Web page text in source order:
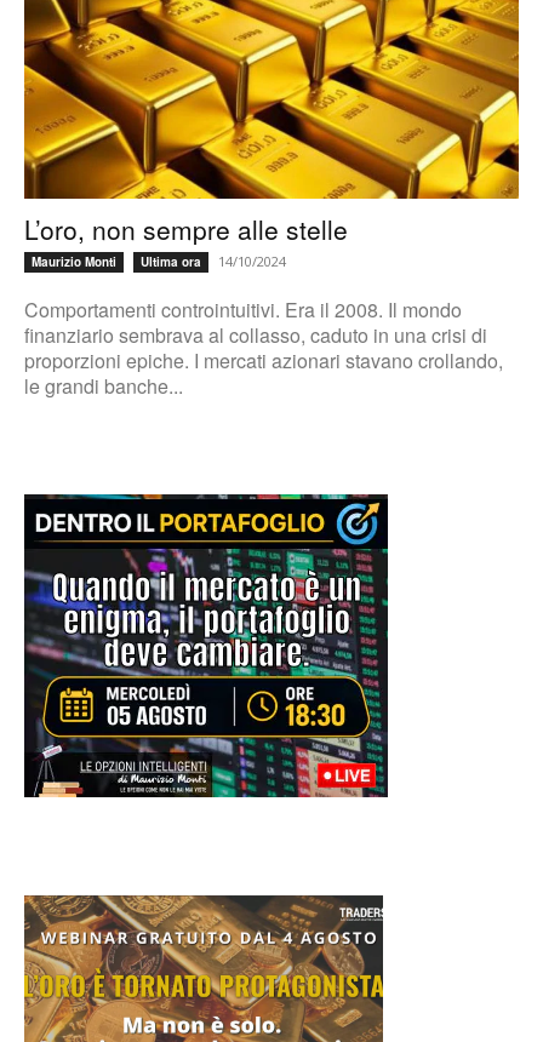
L’oro, non sempre alle stelle
Maurizio Monti Ultima ora 14/10/2024
Comportamenti controintuitivi. Era il 2008. Il mondo
finanziario sembrava al collasso, caduto in una crisi di
proporzioni epiche. I mercati azionari stavano crollando,
le grandi banche...